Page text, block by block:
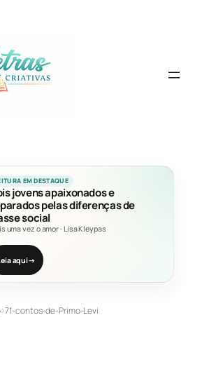
EM DESTAQUE
jovens apaixonados e
pelas diferenças de
social
uma vez o amor· Lisa Kleypas
aqui→
›71-contos-de-Primo-Levi